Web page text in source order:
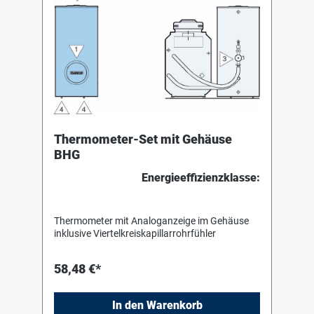
Thermometer-Set mit Gehäuse
BHG
Energieeffizienzklasse:
Thermometer mit Analoganzeige im Gehäuse
inklusive Viertelkreiskapillarrohrfühler
58,48 €*
In den Warenkorb